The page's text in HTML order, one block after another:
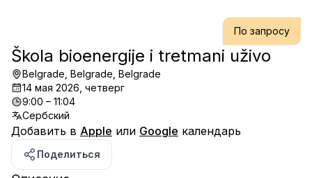
По запросу
Škola bioenergije i tretmani uživo
Belgrade, Belgrade, Belgrade
14 мая 2026, четверг
9:00 – 11:04
Сербский
Добавить в Apple или Google календарь
Поделиться